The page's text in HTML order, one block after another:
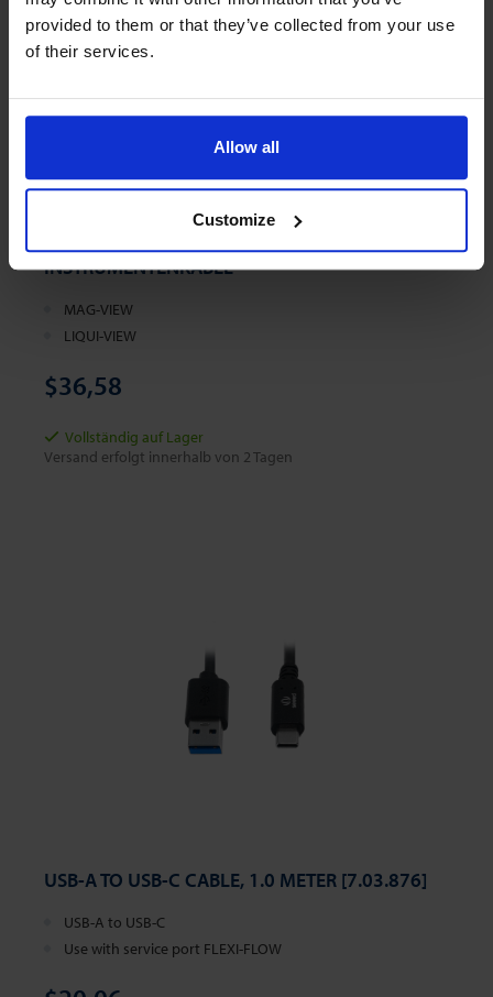
provided to them or that they’ve collected from your use
of their services.
Allow all
Customize
INSTRUMENTENKABEL
MAG-VIEW
LIQUI-VIEW
$36,58
Vollständig auf Lager
Versand erfolgt innerhalb von 2 Tagen
USB-A TO USB-C CABLE, 1.0 METER [7.03.876]
USB-A to USB-C
Use with service port FLEXI-FLOW